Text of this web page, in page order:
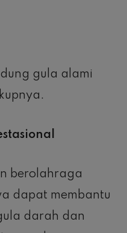
gula alami
berolahraga
dapat membantu
darah dan